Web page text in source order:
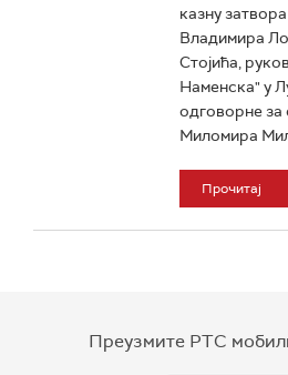
казну
Владимира
Стојића,
Наменска" у
одговорне
Миломира
Прочитај
Преузмите РТС